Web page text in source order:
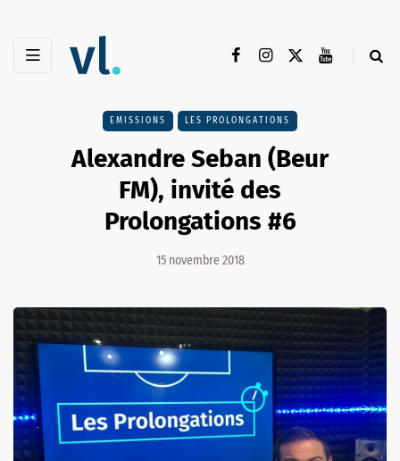
EMISSIONS LES PROLONGATIONS
Alexandre Seban (Beur
FM), invité des
Prolongations #6
15 novembre 2018